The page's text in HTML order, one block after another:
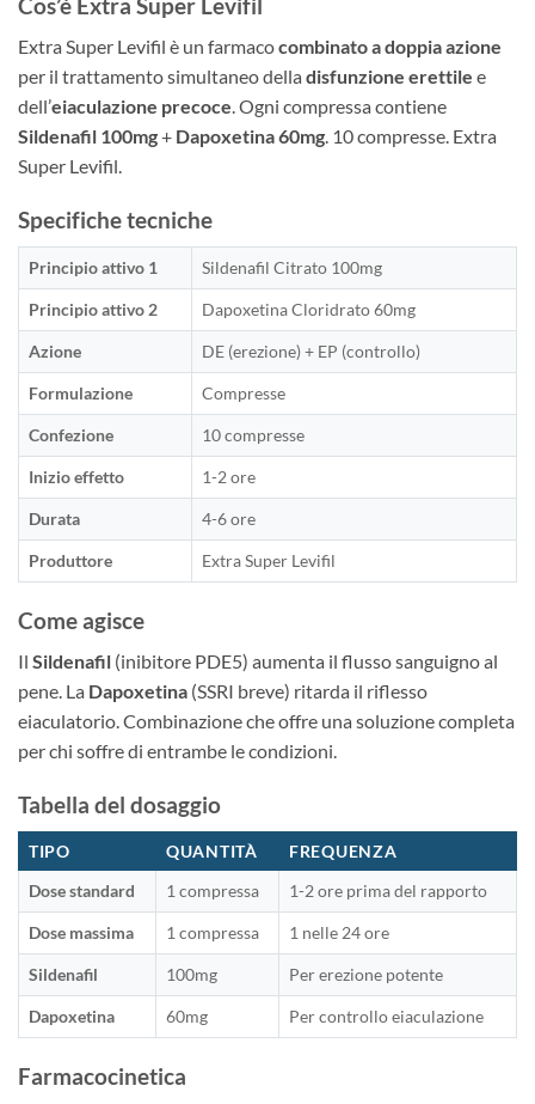
Extra Super Levifil è un farmacocombinato a doppia azione
per il trattamento simultaneo della disfunzione erettile e
dell’eiaculazione precoce. Ogni compressa contiene
Sildenafil 100mg+ Dapoxetina 60mg. 10 compresse. Extra
Super Levifil.
Specifiche tecniche
Principio attivo 1 Sildenafil Citrato 100mg
Principio attivo 2 Dapoxetina Cloridrato 60mg
Azione DE (erezione) + EP (controllo)
Formulazione Compresse
Confezione 10 compresse
Inizio effetto 1-2 ore
Durata 4-6 ore
Produttore Extra Super Levifil
Come agisce
Il Sildenafil (inibitore PDE5) aumenta il flusso sanguigno al
pene. La Dapoxetina (SSRI breve) ritarda il riflesso
eiaculatorio. Combinazione che offre una soluzione completa
per chi soffre di entrambe le condizioni.
Tabella del dosaggio
TIPO QUANTITÀ
FREQUENZA
Dose standard
1 compressa 1-2 ore prima del rapporto
Dose massima 1 compressa 1 nelle 24 ore
Sildenafil 100mg Per erezione potente
Dapoxetina 60mg Per controllo eiaculazione
Farmacocinetica